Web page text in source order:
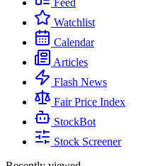
Feed
Watchlist
Calendar
Articles
Flash News
Fair Price Index
StockBot
Stock Screener